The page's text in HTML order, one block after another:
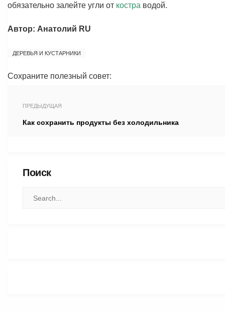
обязательно залейте угли от костра водой.
Автор: Анатолий RU
ДЕРЕВЬЯ И КУСТАРНИКИ
Сохраните полезный совет:
ПРЕДЫДУЩАЯ
Как сохранить продукты без холодильника
Поиск